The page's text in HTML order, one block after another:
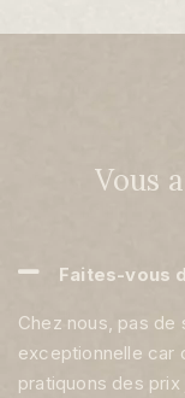
Vous
Faites-vous
Chez nous, pas
exceptionnelle car
pratiquons des prix